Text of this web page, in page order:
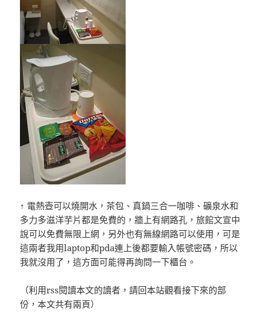
↑ 電熱壺可以燒開水，茶包、真鍋三合一咖啡、礦泉水和
多力多滋洋芋片都是免費的，牆上有網路孔，旅館文宣中
說可以免費無限上網，另外也有無線網路可以使用，可是
這兩者我用laptop和pda連上後都要輸入帳號密碼，所以
我就沒用了，這方面可能得再詢問一下櫃台。
（利用rss閱讀本文的讀者，請回本站觀看接下來的部
份，本文共有兩頁）